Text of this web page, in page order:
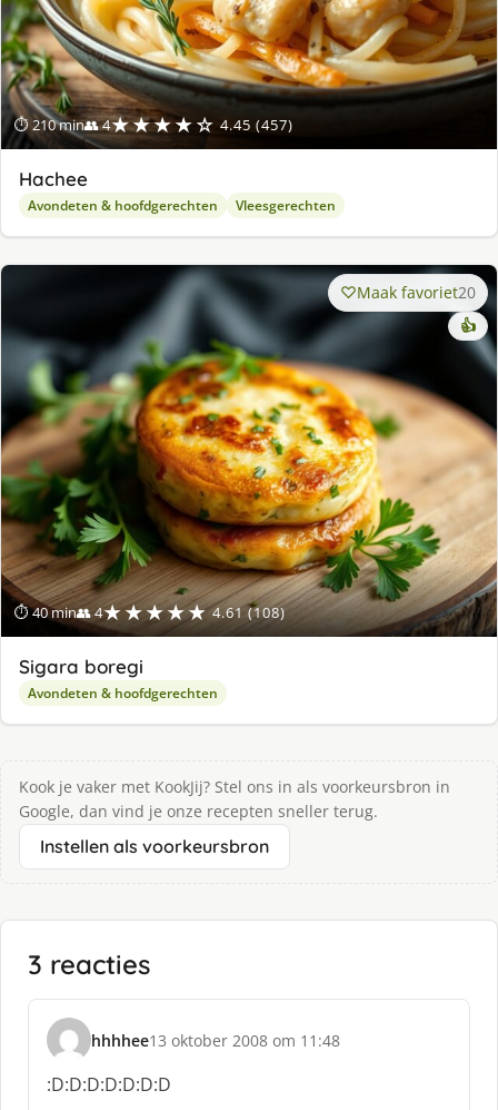
⏱ 210 min👥 4★★★★☆ 4.45 (457)
Hachee
Avondeten & hoofdgerechten Vleesgerechten
⏱ 40 min👥 4★★★★★ 4.61 (108)
Maak favoriet20
👍
Sigara boregi
Avondeten & hoofdgerechten
Kook je vaker met KookJij? Stel ons in als voorkeursbron in
Google, dan vind je onze recepten sneller terug.
Instellen als voorkeursbron
3 reacties
hhhhee
s
c
h
13 oktober 2008 om 11:48
:D:D:D:D:D:D:D